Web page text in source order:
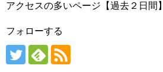
アクセスの多いページ【過去２日間】
フォローする